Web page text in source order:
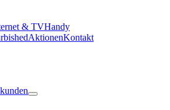
& TVHandy
AktionenKontakt